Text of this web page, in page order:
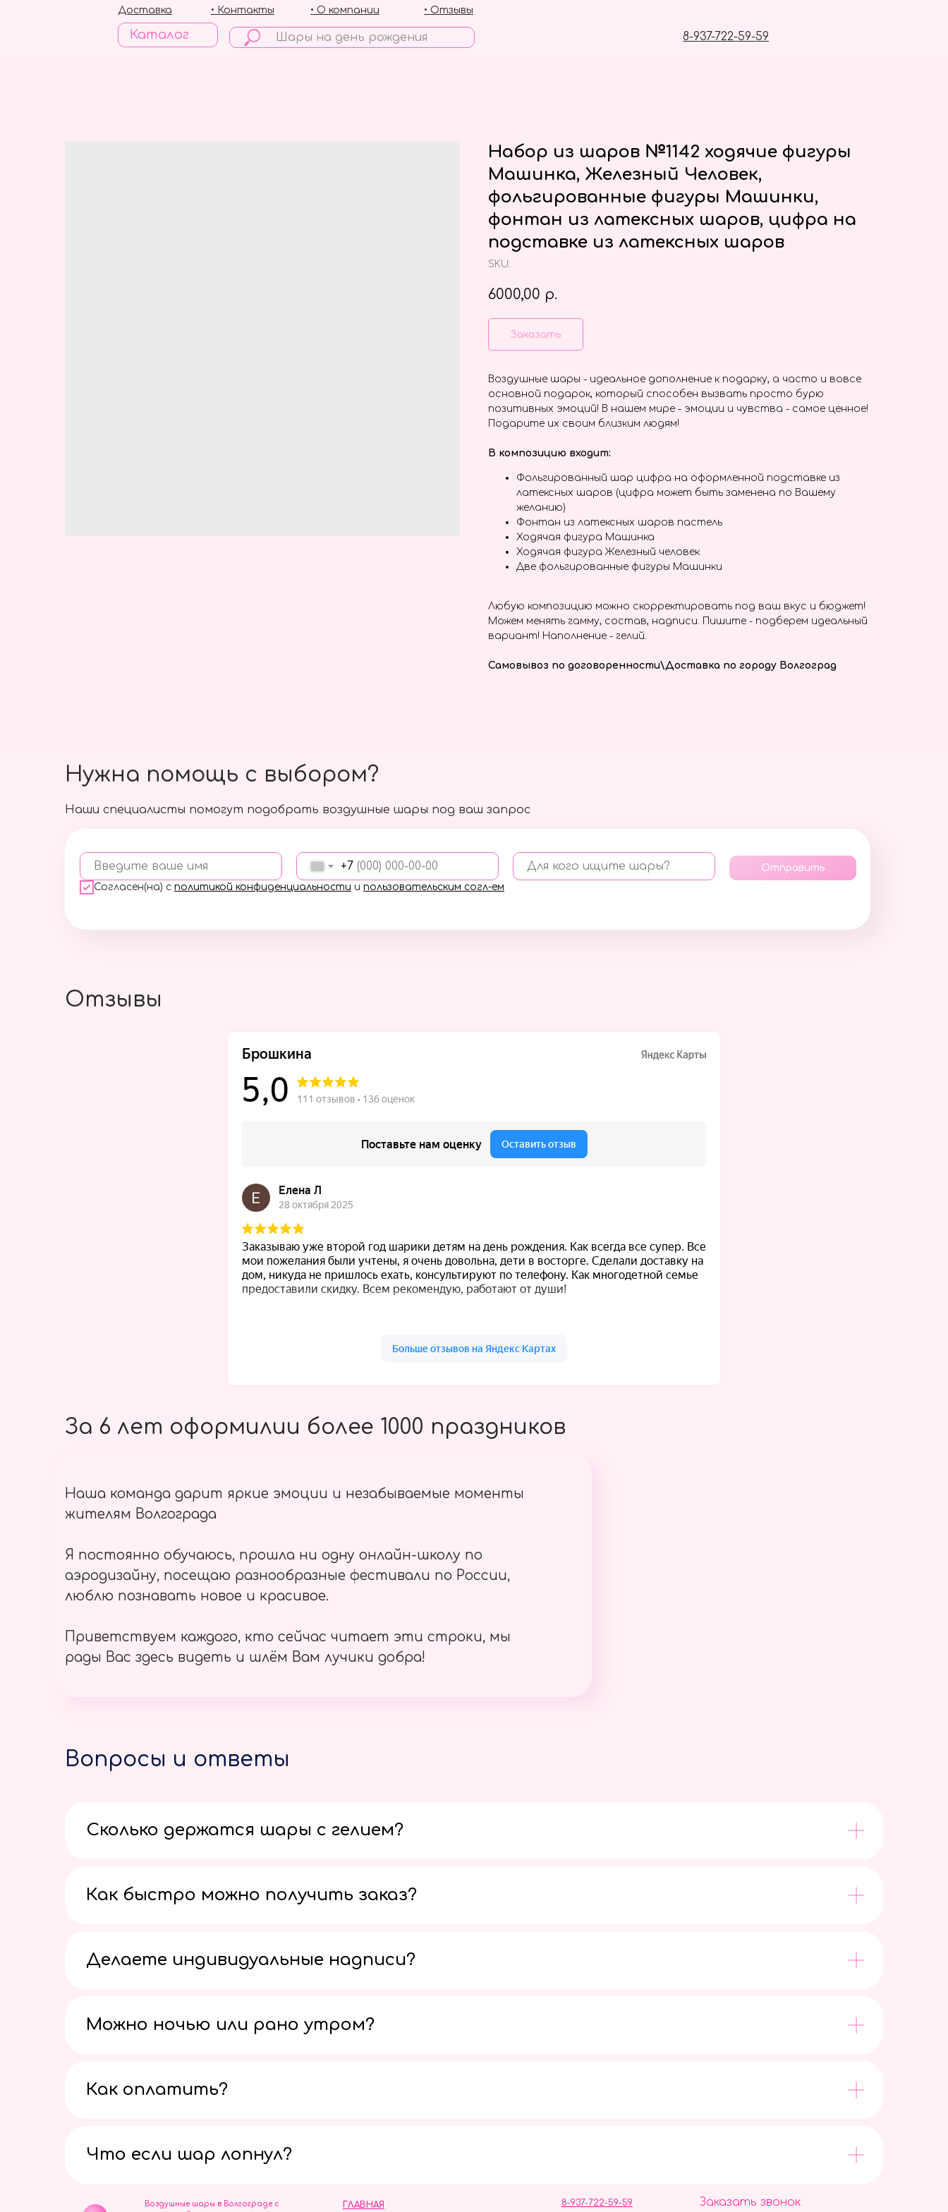
Каталог 8-937-722-59-59
• Отзывы
• О компании
• Контакты
Доставка
Набор из шаров №1142 ходячие фигуры
Машинка, Железный Человек,
фольгированные фигуры Машинки,
фонтан из латексных шаров, цифра на
подставке из латексных шаров
SKU:
6000,00 р.
Заказать
Воздушные шары - идеальное дополнение к подарку, а часто и вовсе
основной подарок, который способен вызвать просто бурю
позитивных эмоций! В нашем мире - эмоции и чувства - самое ценное!
Подарите их своим близким людям!
В композицию входит:
Фольгированный шар цифра на оформленной подставке из
латексных шаров (цифра может быть заменена по Вашему
желанию)
Фонтан из латексных шаров пастель
Ходячая фигура Машинка
Ходячая фигура Железный человек
Две фольгированные фигуры Машинки
Любую композицию можно скорректировать под ваш вкус и бюджет!
Можем менять гамму, состав, надписи. Пишите - подберем идеальный
вариант! Наполнение - гелий.
Самовывоз по договоренности\Доставка по городу Волгоград
Наши специалисты помогут подобрать воздушные шары под ваш запрос
Введите ваше имя +7 Для кого ищите шары?
Согласен(на) с политикой конфиденциальности и пользовательским согл-ем
Отправить
Нужна помощь с выбором?
Отзывы
За 6 лет оформилии более 1000 праздников
Наша команда дарит яркие эмоции и незабываемые моменты
жителям Волгограда
Я постоянно обучаюсь, прошла ни одну онлайн-школу по
аэродизайну, посещаю разнообразные фестивали по России,
люблю познавать новое и красивое.
Приветствуем каждого, кто сейчас читает эти строки, мы
рады Вас здесь видеть и шлём Вам лучики добра!
Вопросы и ответы
Сколько держатся шары с гелием?
Как быстро можно получить заказ?
Делаете индивидуальные надписи?
Можно ночью или рано утром?
Как оплатить?
Что если шар лопнул?
ГЛАВНАЯ 8-937-722-59-59
Воздушные шары в Волгограде с
Заказать звонок